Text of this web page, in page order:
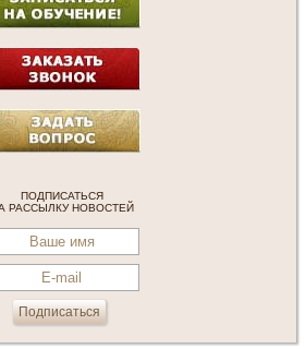
ПОДПИСАТЬСЯ
РАССЫЛКУ НОВОСТЕЙ